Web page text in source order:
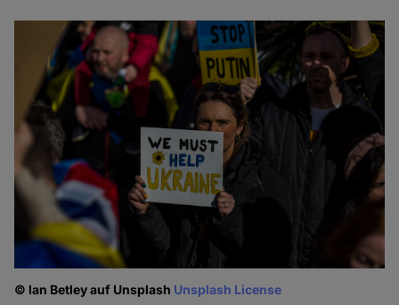
© Ian Betley auf Unsplash Unsplash License